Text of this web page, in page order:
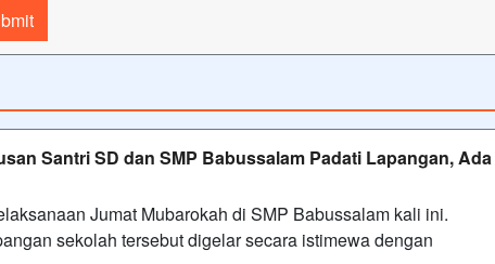
Santri SD dan SMP Babussalam Padati Lapangan, Ada
Jumat Mubarokah di SMP Babussalam kali ini.
sekolah tersebut digelar secara istimewa dengan